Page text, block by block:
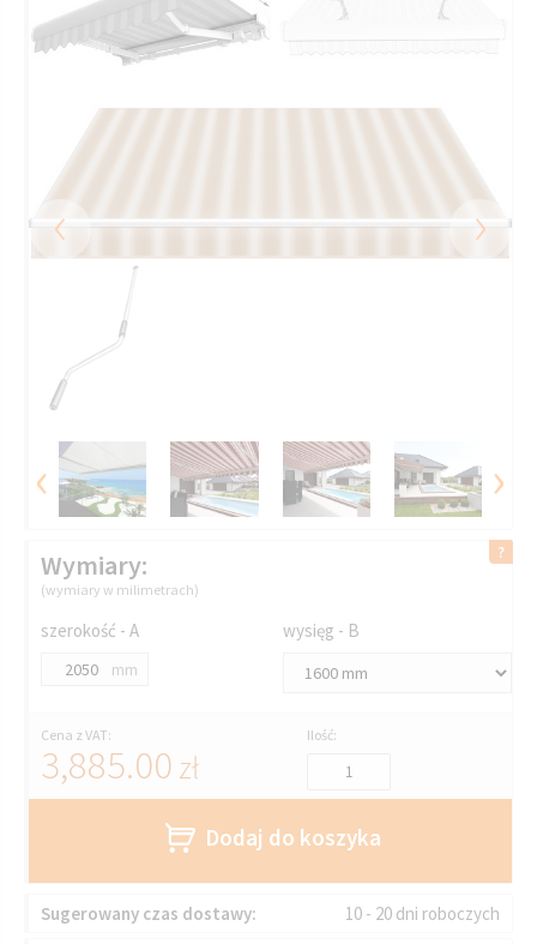
‹ ›
‹ ›
Wymiary:
(wymiary w milimetrach)
szerokość - A
mm
wysięg - B
Cena z VAT:
3,885.00 zł
Ilość:
Dodaj do koszyka
Sugerowany czas dostawy:
10 - 20 dni roboczych